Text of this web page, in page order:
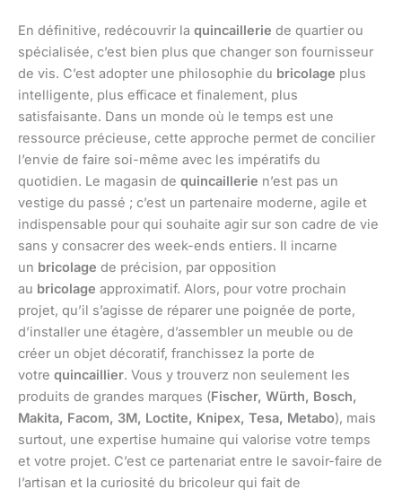
En définitive, redécouvrir la quincaillerie de quartier ou
spécialisée, c’est bien plus que changer son fournisseur
de vis. C’est adopter une philosophie du bricolage plus
intelligente, plus efficace et finalement, plus
satisfaisante. Dans un monde où le temps est une
ressource précieuse, cette approche permet de concilier
l’envie de faire soi-même avec les impératifs du
quotidien. Le magasin de quincaillerie n’est pas un
vestige du passé ; c’est un partenaire moderne, agile et
indispensable pour qui souhaite agir sur son cadre de vie
sans y consacrer des week-ends entiers. Il incarne
un bricolage de précision, par opposition
au bricolage approximatif. Alors, pour votre prochain
projet, qu’il s’agisse de réparer une poignée de porte,
d’installer une étagère, d’assembler un meuble ou de
créer un objet décoratif, franchissez la porte de
votre quincaillier. Vous y trouverz non seulement les
produits de grandes marques (Fischer, Würth, Bosch,
Makita, Facom, 3M, Loctite, Knipex, Tesa, Metabo), mais
surtout, une expertise humaine qui valorise votre temps
et votre projet. C’est ce partenariat entre le savoir-faire de
l’artisan et la curiosité du bricoleur qui fait de